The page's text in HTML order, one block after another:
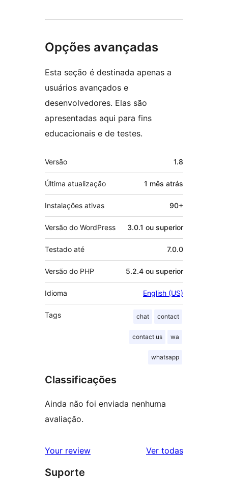
Opções avançadas
Esta seção é destinada apenas a
usuários avançados e
desenvolvedores. Elas são
apresentadas aqui para fins
educacionais e de testes.
Meta
Versão 1.8
Última atualização 1 mês atrás
Instalações ativas 90+
Versão do WordPress 3.0.1 ou superior
Testado até 7.0.0
Versão do PHP 5.2.4 ou superior
Idioma English (US)
Tags chat contact
contact us wa
whatsapp
Classificações
Ainda não foi enviada nenhuma
avaliação.
Your review Ver todasavaliações
Suporte